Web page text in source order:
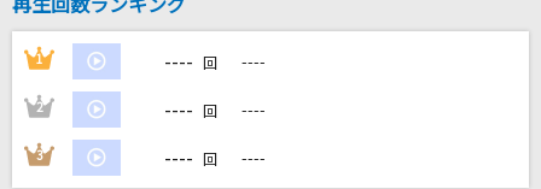
再生回数ランキング
1 ---- 回 ----
2 ---- 回 ----
3 ---- 回 ----